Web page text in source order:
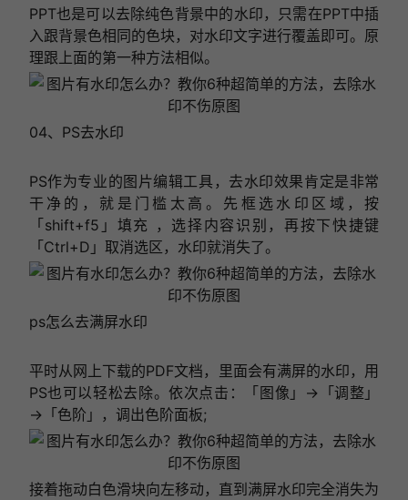
PPT也是可以去除纯色背景中的水印，只需在PPT中插
入跟背景色相同的色块，对水印文字进行覆盖即可。原
理跟上面的第一种方法相似。
04、PS去水印
PS作为专业的图片编辑工具，去水印效果肯定是非常
干净的，就是门槛太高。先框选水印区域，按
「shift+f5」填充 ，选择内容识别，再按下快捷键
「Ctrl+D」取消选区，水印就消失了。
ps怎么去满屏水印
平时从网上下载的PDF文档，里面会有满屏的水印，用
PS也可以轻松去除。依次点击：「图像」→「调整」
→「色阶」，调出色阶面板;
接着拖动白色滑块向左移动，直到满屏水印完全消失为